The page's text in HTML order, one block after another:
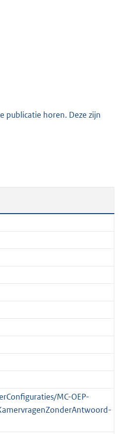
publicatie horen. Deze zijn
MC-OEP-